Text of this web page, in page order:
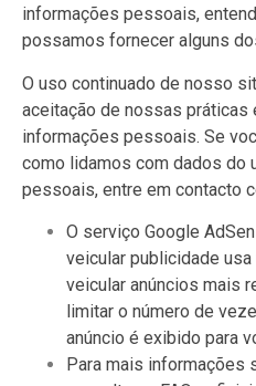
informações pessoais,
possamos fornecer alguns
O uso continuado de nosso
aceitação de nossas práticas
informações pessoais. Se
como lidamos com dados do
pessoais, entre em contacto
O serviço Google
veicular publicidade
veicular anúncios mais
limitar o número de
anúncio é exibido para
Para mais informações